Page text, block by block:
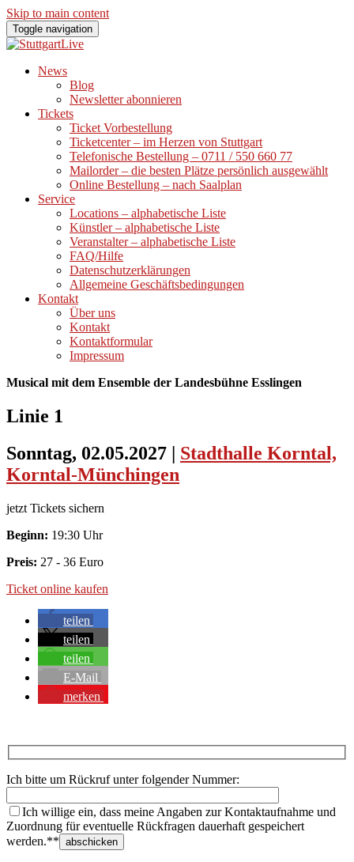
Skip to main content
Toggle navigation
News
Blog
Newsletter abonnieren
Tickets
Ticket Vorbestellung
Ticketcenter – im Herzen von Stuttgart
Telefonische Bestellung – 0711 / 550 660 77
Mailorder – die besten Plätze persönlich ausgewählt
Online Bestellung – nach Saalplan
Service
Locations – alphabetische Liste
Künstler – alphabetische Liste
Veranstalter – alphabetische Liste
FAQ/Hilfe
Datenschutzerklärungen
Allgemeine Geschäftsbedingungen
Kontakt
Über uns
Kontakt
Kontaktformular
Impressum
Musical mit dem Ensemble der Landesbühne Esslingen
Linie 1
Sonntag, 02.05.2027 | Stadthalle Korntal,
Korntal-Münchingen
jetzt Tickets sichern
Beginn: 19:30 Uhr
Preis: 27 - 36 Euro
Ticket online kaufen
teilen
teilen
teilen
E-Mail
merken
Ich bitte um Rückruf unter folgender Nummer:
Ich willige ein, dass meine Angaben zur Kontaktaufnahme und
Zuordnung für eventuelle Rückfragen dauerhaft gespeichert
werden.**